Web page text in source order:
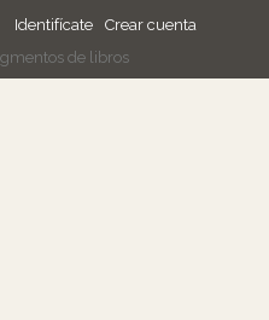
Identifícate Crear cuenta
de libros